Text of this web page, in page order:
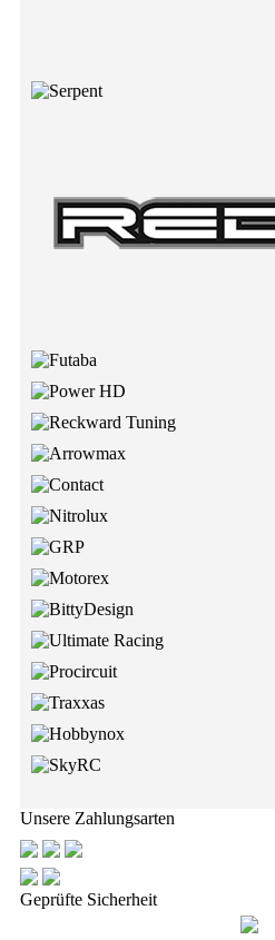
Unsere Zahlungsarten
Geprüfte Sicherheit